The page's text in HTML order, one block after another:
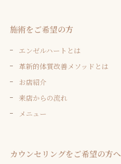
施術をご希望の方
エンゼルハートとは
革新的体質改善メソッドとは
お店紹介
来店からの流れ
メニュー
カウンセリングをご希望の方へ